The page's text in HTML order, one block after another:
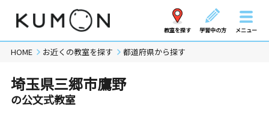
教室を探す 学習中の方 メニュー
HOME お近くの教室を探す 都道府県から探す
埼玉県三郷市鷹野
の公文式教室